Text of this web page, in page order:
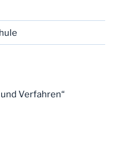
Verfahren“